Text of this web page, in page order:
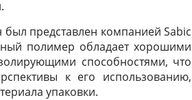
представлен компанией Sabic
полимер обладает хорошими
способностями, что
к его использованию,
упаковки.